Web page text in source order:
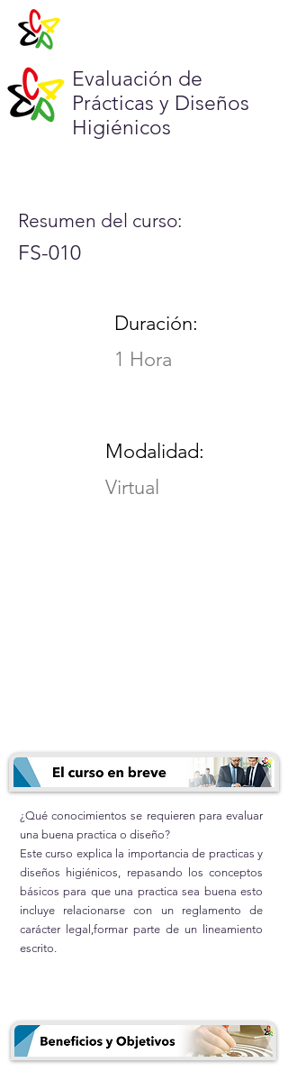
Evaluación de
Prácticas y Diseños
Higiénicos
Resumen del curso:
FS-010
Duración:
1 Hora
Modalidad:
Virtual
¿Qué conocimientos se requieren para evaluar
una buena practica o diseño?
Este curso explica la importancia de practicas y
diseños higiénicos, repasando los conceptos
básicos para que una practica sea buena esto
incluye relacionarse con un reglamento de
carácter legal,formar parte de un lineamiento
escrito.